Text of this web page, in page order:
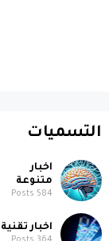
التسميات
اخبار
متنوعة
584
اخبار تقنية